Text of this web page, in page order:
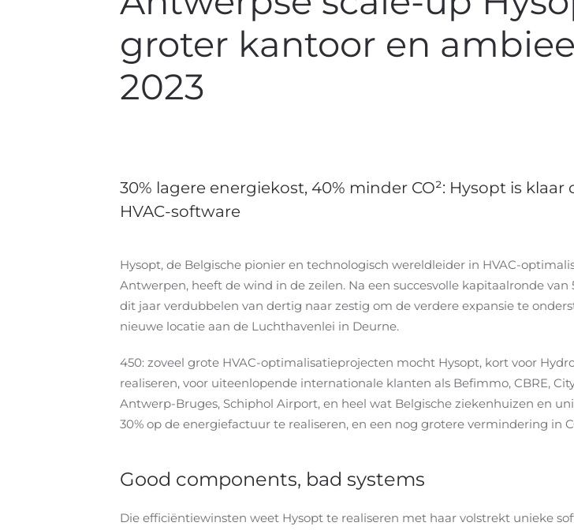
groter kantoor en
2023
30% lagere energiekost, 40% minder CO²: Hysopt is
HVAC-software
Hysopt, de Belgische pionier en technologisch wereldleider in HVAC-
Antwerpen, heeft de wind in de zeilen. Na een succesvolle kapitaalronde
dit jaar verdubbelen van dertig naar zestig om de verdere expansie te
nieuwe locatie aan de Luchthavenlei in Deurne.
450: zoveel grote HVAC-optimalisatieprojecten mocht Hysopt, kort voor
realiseren, voor uiteenlopende internationale klanten als Befimmo, CBRE,
Antwerp-Bruges, Schiphol Airport, en heel wat Belgische ziekenhuizen en
30% op de energiefactuur te realiseren, en een nog grotere vermindering in
Good components, bad systems
Die efficiëntiewinsten weet Hysopt te realiseren met haar volstrekt unieke